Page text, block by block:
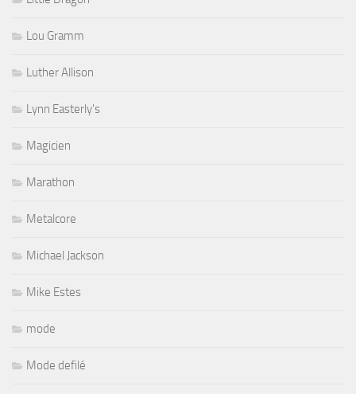
Lou Gramm
Luther Allison
Lynn Easterly's
Magicien
Marathon
Metalcore
Michael Jackson
Mike Estes
mode
Mode defilé